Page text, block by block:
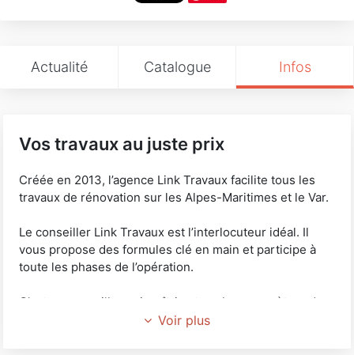
Actualité Catalogue Infos
Vos travaux au juste prix
Créée en 2013, l’agence Link Travaux facilite tous les
travaux de rénovation sur les Alpes-Maritimes et le Var.
Le conseiller Link Travaux est l’interlocuteur idéal. Il
vous propose des formules clé en main et participe à
toute les phases de l’opération.
C’est un conseiller qui maîtrise tous les paramètres du
métier, il facilite vos travaux de rénovation immobilière
Voir plus